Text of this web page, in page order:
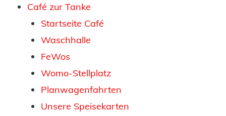
Café zur Tanke
Startseite Café
Waschhalle
FeWos
Womo-Stellplatz
Planwagenfahrten
Unsere Speisekarten